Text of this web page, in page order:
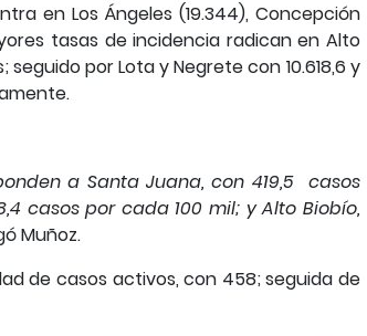
en Los Ángeles (19.344), Concepción
tasas de incidencia radican en Alto
por Lota y Negrete con 10.618,6 y
a Santa Juana, con 419,5 casos
casos por cada 100 mil; y Alto Biobío,
Muñoz.
de casos activos, con 458; seguida de